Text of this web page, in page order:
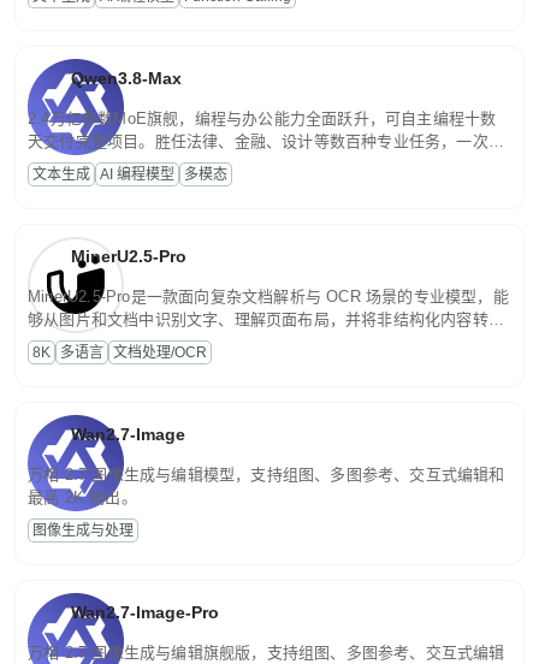
文案处理等普惠刚需场景。
Qwen3.8-Max
2.4万亿参数MoE旗舰，编程与办公能力全面跃升，可自主编程十数
天交付完整项目。胜任法律、金融、设计等数百种专业任务，一次对
话端到端交付生产级成果。原生视觉理解贯穿规划、执行与验证全流
程，支持超长文档与长视频的深度语义解析。长程任务中自主规划与
文本生成 AI 编程模型 多模态
MinerU2.5-Pro
MinerU2.5-Pro是一款面向复杂文档解析与 OCR 场景的专业模型，能
够从图片和文档中识别文字、理解页面布局，并将非结构化内容转换
为便于存储、检索和二次处理的结构化结果。
8K 多语言 文档处理/OCR
Wan2.7-Image
万相 2.7 图像生成与编辑模型，支持组图、多图参考、交互式编辑和
最高 2K 输出。
图像生成与处理
Wan2.7-Image-Pro
万相 2.7 图像生成与编辑旗舰版，支持组图、多图参考、交互式编辑